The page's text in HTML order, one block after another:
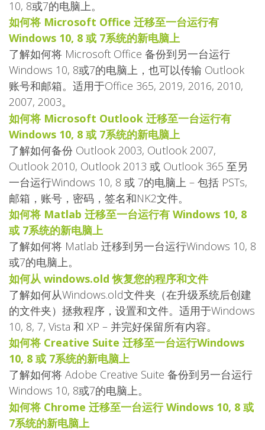
10, 8或7的电脑上。
如何将 Microsoft Office 迁移至一台运行有
Windows 10, 8 或 7系统的新电脑上
了解如何将 Microsoft Office 备份到另一台运行
Windows 10, 8或7的电脑上，也可以传输 Outlook
账号和邮箱。适用于Office 365, 2019, 2016, 2010,
2007, 2003。
如何将 Microsoft Outlook 迁移至一台运行有
Windows 10, 8 或 7系统的新电脑上
了解如何备份 Outlook 2003, Outlook 2007,
Outlook 2010, Outlook 2013 或 Outlook 365 至另
一台运行Windows 10, 8 或 7的电脑上 – 包括 PSTs,
邮箱，账号，密码，签名和NK2文件。
如何将 Matlab 迁移至一台运行有 Windows 10, 8
或 7系统的新电脑上
了解如何将 Matlab 迁移到另一台运行Windows 10, 8
或7的电脑上。
如何从 windows.old 恢复您的程序和文件
了解如何从Windows.old文件夹（在升级系统后创建
的文件夹）拯救程序，设置和文件。适用于Windows
10, 8, 7, Vista 和 XP – 并完好保留所有内容。
如何将 Creative Suite 迁移至一台运行Windows
10, 8 或 7系统的新电脑上
了解如何将 Adobe Creative Suite 备份到另一台运行
Windows 10, 8或7的电脑上。
如何将 Chrome 迁移至一台运行 Windows 10, 8 或
7系统的新电脑上